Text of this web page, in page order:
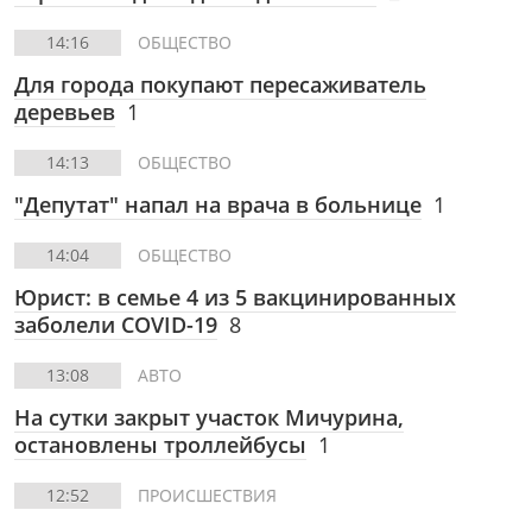
14:16 ОБЩЕСТВО
Для города покупают пересаживатель
деревьев 1
14:13 ОБЩЕСТВО
"Депутат" напал на врача в больнице 1
14:04 ОБЩЕСТВО
Юрист: в семье 4 из 5 вакцинированных
заболели COVID-19 8
13:08 АВТО
На сутки закрыт участок Мичурина,
остановлены троллейбусы 1
12:52 ПРОИСШЕСТВИЯ